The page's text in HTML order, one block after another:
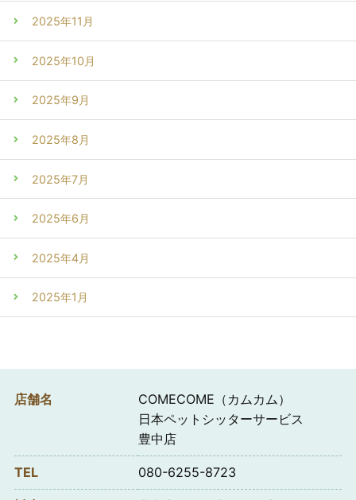
2025年11月
2025年10月
2025年9月
2025年8月
2025年7月
2025年6月
2025年4月
2025年1月
店舗名
COMECOME（カムカム）
日本ペットシッターサービス
豊中店
TEL 080-6255-8723